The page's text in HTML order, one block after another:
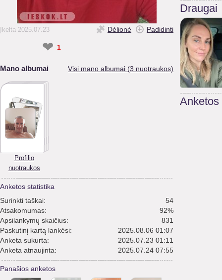
Įkelta 2025.07.23 Dėlionė Padidinti
❤ 1
Mano albumai Visi mano albumai (3 nuotraukos)
Profilio
nuotraukos
Anketos statistika
Surinkti taškai:
54
Atsakomumas:
92%
Apsilankymų skaičius:
831
Paskutinį kartą lankėsi:
2025.08.06 01:07
Anketa sukurta:
2025.07.23 01:11
Anketa atnaujinta:
2025.07.24 07:55
Panašios anketos
Draugai
Anketos